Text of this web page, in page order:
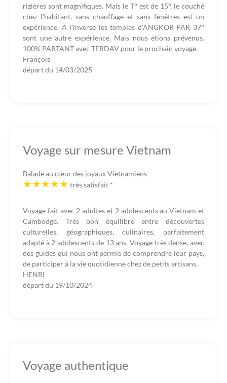
rizières sont magnifiques. Mais le T° est de 15°, le couché
chez l'habitant, sans chauffage et sans fenêtres est un
expérience. A l'inverse les temples d'ANGKOR PAR 37°
sont une autre expérience. Mais nous étions prévenus.
100% PARTANT avec TERDAV pour le prochain voyage.
François
départ du 14/03/2025
Voyage sur mesure Vietnam
Balade au cœur des joyaux Vietnamiens
très satisfait *
Voyage fait avec 2 adultes et 2 adolescents au Vietnam et
Cambodge. Très bon équilibre entre découvertes
culturelles, géographiques, culinaires, parfaitement
adapté à 2 adolescents de 13 ans. Voyage très dense, avec
des guides qui nous ont permis de comprendre leur pays,
de participer à la vie quotidienne chez de petits artisans.
HENRI
départ du 19/10/2024
Voyage authentique